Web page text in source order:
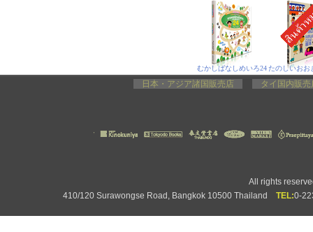
むかしばなしめいろ24
日本・アジア諸国販売店 タイ国内販
All rights
410/120 Surawongse Road, Bangkok 10500 Thailand TEL:0-